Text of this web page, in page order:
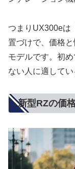
つまりUX300eは
置づけで、価格
モデルです。初
ない人に適してい
新型RZの価